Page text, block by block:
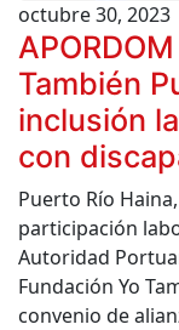
octubre 30, 2023
También
inclusión
con
Puerto Río
participación
Autoridad
Fundación Yo
convenio de